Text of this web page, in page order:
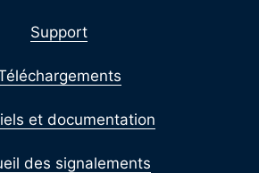
Support
et documentation
des signalements